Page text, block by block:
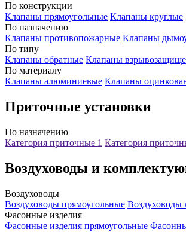
По конструкции
Клапаны прямоугольные Клапаны круглые
По назначению
Клапаны противопожарные Клапаны
По типу
Клапаны обратные Клапаны
По материалу
Клапаны алюминиевые Клапаны
Приточные установки
По назначению
Категория приточные 1 Категория
Воздуховоды и
Воздуховоды
Воздуховоды прямоугольные Воздуховоды
Фасонные изделия
Фасонные изделия прямоугольные